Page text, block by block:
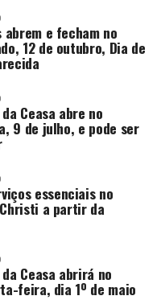
abrem e fecham no
12 de outubro, Dia de
Ceasa abre no
9 de julho, e pode ser
essenciais no
a partir da
Ceasa abrirá no
feira, dia 1º de maio